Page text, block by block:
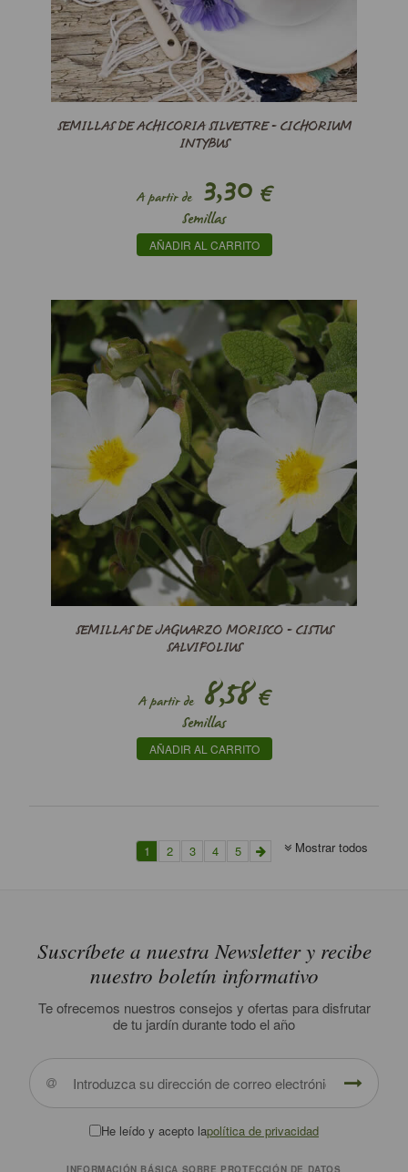
SEMILLAS DE ACHICORIA SILVESTRE - CICHORIUM
INTYBUS
A partir de3,30 €
Semillas
AÑADIR AL CARRITO
SEMILLAS DE JAGUARZO MORISCO - CISTUS
SALVIFOLIUS
A partir de8,58€
Semillas
AÑADIR AL CARRITO
Mostrar todos
1 2 3 4 5
Suscríbete a nuestra Newsletter y recibe
nuestro boletín informativo
Te ofrecemos nuestros consejos y ofertas para disfrutar
de tu jardín durante todo el año
He leído y acepto lapolítica de privacidad
INFORMACIÓN BÁSICA SOBRE PROTECCIÓN DE DATOS